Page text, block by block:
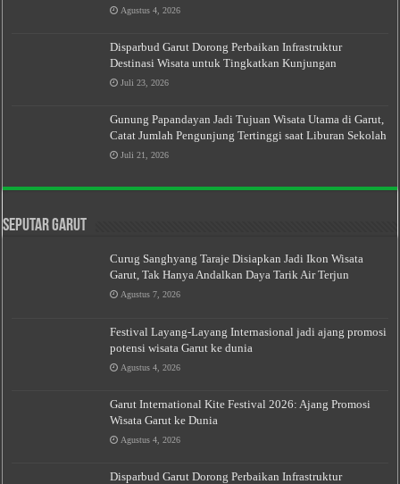
Agustus 4, 2026
Disparbud Garut Dorong Perbaikan Infrastruktur
Destinasi Wisata untuk Tingkatkan Kunjungan
Juli 23, 2026
Gunung Papandayan Jadi Tujuan Wisata Utama di Garut,
Catat Jumlah Pengunjung Tertinggi saat Liburan Sekolah
Juli 21, 2026
Seputar Garut
Curug Sanghyang Taraje Disiapkan Jadi Ikon Wisata
Garut, Tak Hanya Andalkan Daya Tarik Air Terjun
Agustus 7, 2026
Festival Layang-Layang Internasional jadi ajang promosi
potensi wisata Garut ke dunia
Agustus 4, 2026
Garut International Kite Festival 2026: Ajang Promosi
Wisata Garut ke Dunia
Agustus 4, 2026
Disparbud Garut Dorong Perbaikan Infrastruktur